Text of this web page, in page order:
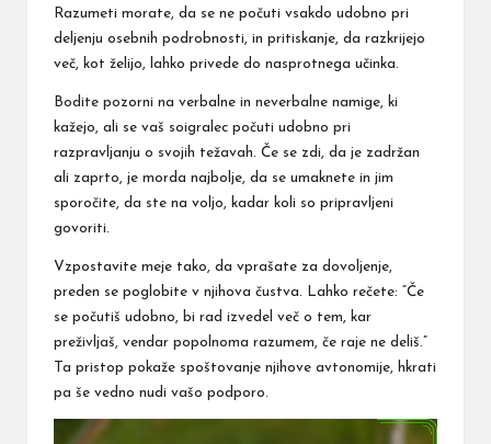
Razumeti morate, da se ne počuti vsakdo udobno pri
deljenju osebnih podrobnosti, in pritiskanje, da razkrijejo
več, kot želijo, lahko privede do nasprotnega učinka.
Bodite pozorni na verbalne in neverbalne namige, ki
kažejo, ali se vaš soigralec počuti udobno pri
razpravljanju o svojih težavah. Če se zdi, da je zadržan
ali zaprto, je morda najbolje, da se umaknete in jim
sporočite, da ste na voljo, kadar koli so pripravljeni
govoriti.
Vzpostavite meje tako, da vprašate za dovoljenje,
preden se poglobite v njihova čustva. Lahko rečete: “Če
se počutiš udobno, bi rad izvedel več o tem, kar
preživljaš, vendar popolnoma razumem, če raje ne deliš.”
Ta pristop pokaže spoštovanje njihove avtonomije, hkrati
pa še vedno nudi vašo podporo.